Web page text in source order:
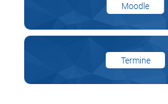
Moodle
Termine